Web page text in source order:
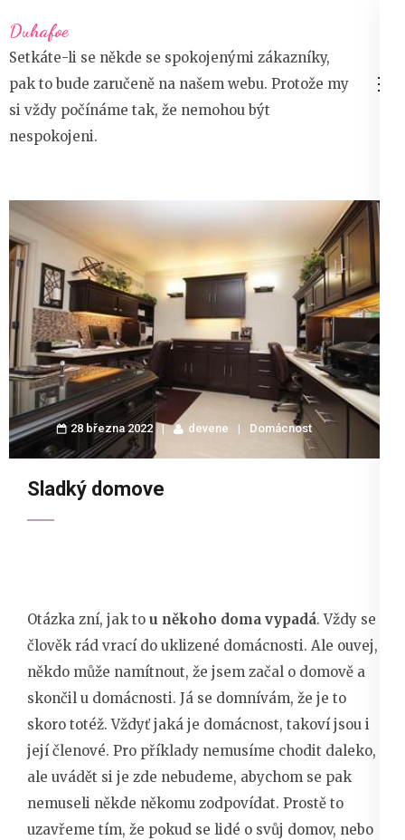
na
obsah
(stiskněte
Enter)
Duhafoe
Setkáte-li se někde se spokojenými zákazníky,
pak to bude zaručeně na našem webu. Protože my
si vždy počínáme tak, že nemohou být
nespokojeni.
28 března 2022 devene Domácnost
Sladký domove
Otázka zní, jak to u někoho doma vypadá. Vždy se
člověk rád vrací do uklizené domácnosti. Ale ouvej,
někdo může namítnout, že jsem začal o domově a
skončil u domácnosti. Já se domnívám, že je to
skoro totéž. Vždyť jaká je domácnost, takoví jsou i
její členové. Pro příklady nemusíme chodit daleko,
ale uvádět si je zde nebudeme, abychom se pak
nemuseli někde někomu zodpovídat. Prostě to
uzavřeme tím, že pokud se lidé o svůj domov, nebo